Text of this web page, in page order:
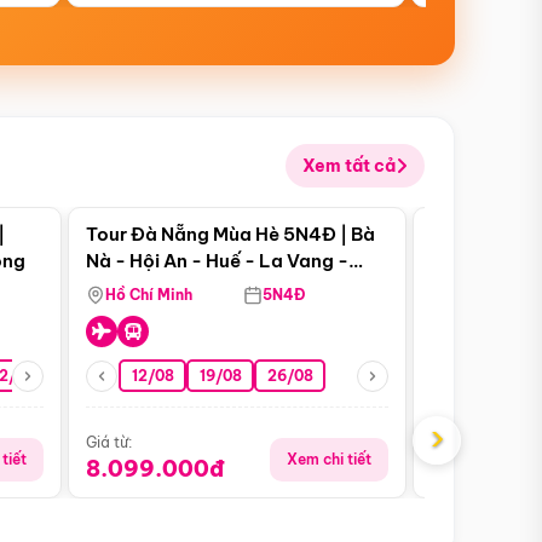
Xem tất cả
08 26/08 05/09 09/09 12/09
tiết
Điểm nổi bật
Tour Đà Nẵng Mùa Hè 5N4Đ | Bà
Nà - Hội An - Huế - La Vang -
Động Thiên Đường
Hồ Chí Minh 5N4Đ
12/08 19/08 26/08
Giá từ:
8.099.000đ Xem chi tiết
Giá từ:
›